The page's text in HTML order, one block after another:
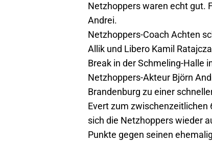
Netzhoppers waren echt gut.
Andrei.
Netzhoppers-Coach Achten
Allik und Libero Kamil
Break in der Schmeling-Halle
Netzhoppers-Akteur Björn
Brandenburg zu einer
Evert zum zwischenzeitlichen
sich die Netzhoppers wieder
Punkte gegen seinen